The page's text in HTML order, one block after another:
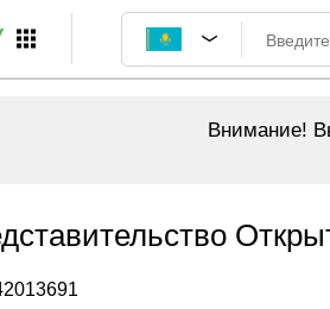
Внимание!